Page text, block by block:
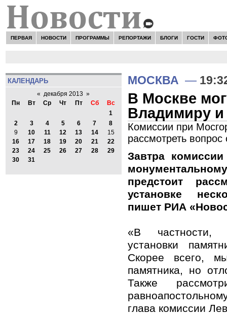
ПЕРВАЯ НОВОСТИ ПРОГРАММЫ РЕПОРТАЖИ БЛОГИ ГОСТИ
КАЛЕНДАРЬ
« декабря 2013 »
Пн
Вт Ср Чт Пт Сб
Вс
1
2
3 4 5 6 7
8
9
10 11 12 13 14
15
16
17 18 19 20 21
22
23
24 25 26 27 28
29
30
31
МОСКВА —
В Москве
Владимиру и
Комиссии при
рассмотреть вопрос
Завтра
предстоит
установке
пишет РИА
«В частности,
установки
Скорее всего,
памятника, но
Также
глава комиссии